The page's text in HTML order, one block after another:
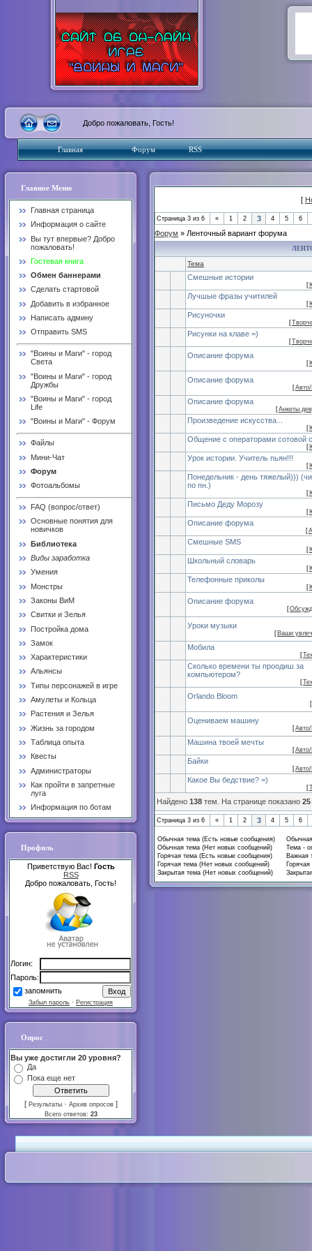
Добро пожаловать, Гость!
Главная Форум RSS
Главное Меню
Главная страница
Информация о сайте
Вы тут впервые? Добро
пожаловать!
Гостевая книга
Обмен баннерами
Сделать стартовой
Добавить в избранное
Написать админу
Отправить SMS
"Воины и Маги" - город
Света
"Воины и Маги" - город
Дружбы
"Воины и Маги" - город
Life
"Воины и Маги" - Форум
Файлы
Мини-Чат
Форум
Фотоальбомы
FAQ (вопрос/ответ)
Основные понятия для
новичков
Библиотека
Виды заработка
Умения
Монстры
Законы ВиМ
Свитки и Зелья
Постройка дома
Замок
Характеристики
Альянсы
Типы персонажей в игре
Амулеты и Кольца
Растения и Зелья
Жизнь за городом
Таблица опыта
Квесты
Администраторы
Как пройти в запретные
луга
Информация по ботам
Профиль
Приветствую Вас! Гость
RSS
Добро пожаловать, Гость!
Логин:
Пароль:
запомнить
Забыл пароль · Регистрация
Опрос
Вы уже достигли 20 уровня?
Да
Пока еще нет
[ Результаты · Архив опросов ]
Всего ответов: 23
[
Страница 3 из 6 « 1 2 3 4 5 6
Форум » Ленточный вариант форума
Тема
Смешные истории
[
Лучшые фразы учитилей
[
Рисуночки
[
Рисунки на клаве =)
[
Описание форума
[
Описание форума
[
Описание форума
[Анкеты
Произведение искусства...
[
Общение с операторами сотовой
[
Урок истории. Учитель пьян!!!
[
Понедельник - день тяжелый)))
по пн.)
[
Письмо Деду Морозу
[
Описание форума
[
Смешные SMS
[
Школьный словарь
[
Телефонные приколы
[
Описание форума
[
Уроки музыки
[ Ваши
Мобила
[
Сколько времени ты проодиш за
компьютером?
[
Orlando Bloom
[
Оцениваем машину
[
Машина твоей мечты
[
Байки
[
Какое Вы бедствие? =)
[
Найдено 138 тем. На странице показано 25
Страница 3 из 6 « 1 2 3 4 5 6
Обычная тема (Есть новые сообщения)
Обычная тема (Нет новых сообщений)
Тема -
Горячая тема (Есть новые сообщения)
Важная
Горячая тема (Нет новых сообщений)
Горячая
Закрытая тема (Нет новых сообщений)